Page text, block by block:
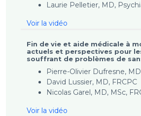
Laurie Pelletier, MD,
Voir la vidéo
Fin de vie et aide médicale à
actuels et perspectives pour
souffrant de problèmes de
Pierre-Olivier Dufresne, MD
David Lussier, MD, FRCPC
Nicolas Garel, MD, MSc,
Voir la vidéo